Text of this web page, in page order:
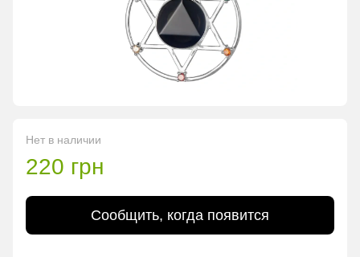
Нет в наличии
220 грн
Сообщить, когда появится